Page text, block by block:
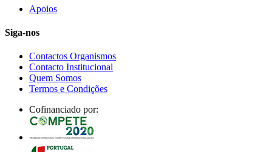
Apoios
Siga-nos
Contactos Organismos
Contacto Institucional
Quem Somos
Termos e Condições
Cofinanciado por: